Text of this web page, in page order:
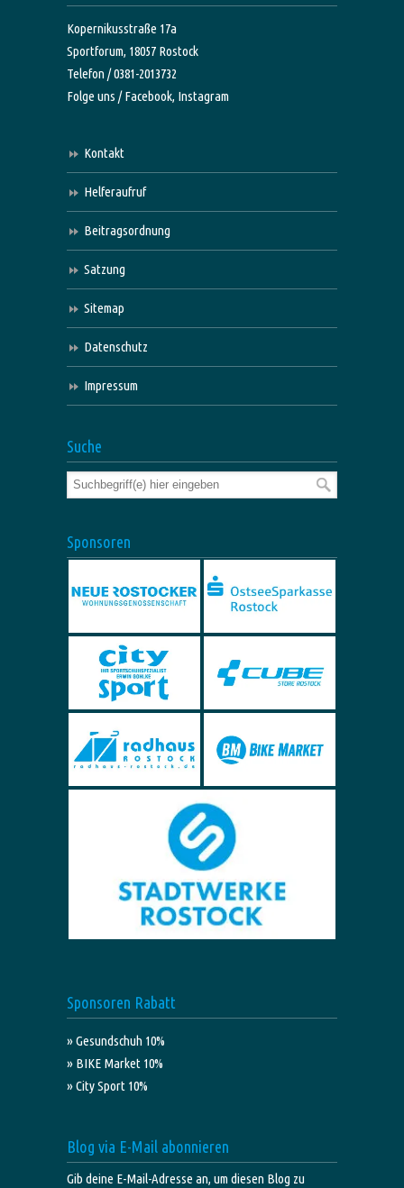
Kopernikusstraße 17a
Sportforum, 18057 Rostock
Telefon / 0381-2013732
Folge uns /Facebook, Instagram
Kontakt
Helferaufruf
Beitragsordnung
Satzung
Sitemap
Datenschutz
Impressum
Suche
Sponsoren
Sponsoren Rabatt
» Gesundschuh 10%
» BIKE Market 10%
» City Sport 10%
Blog via E-Mail abonnieren
Gib deine E-Mail-Adresse an, um diesen Blog zu